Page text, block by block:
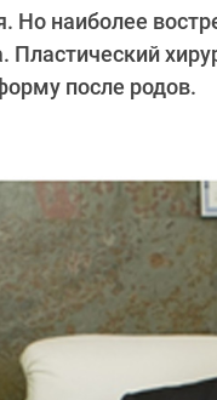
Но наиболее
Пластический
после родов.